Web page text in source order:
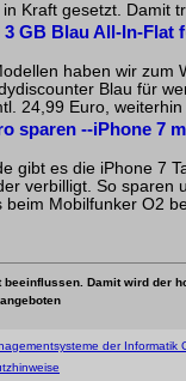
Kraft gesetzt. Damit
GB Blau All-In-Flat
haben wir zum
Blau für
24,99 Euro, weiterhin
sparen --iPhone 7
gibt es die iPhone 7
verbilligt. So sparen
Mobilfunker O2
Damit wird der
der Informatik